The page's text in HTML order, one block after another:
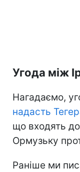
Угода між
Нагадаємо,
надасть
що входять
Ормузьку
Раніше ми